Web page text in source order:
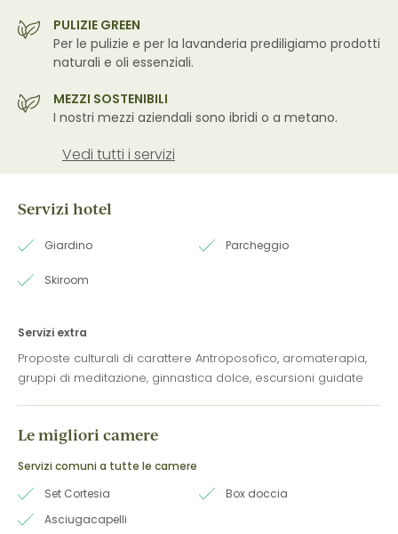
PULIZIE GREEN
Per le pulizie e per la lavanderia prediligiamo prodotti
naturali e oli essenziali.
MEZZI SOSTENIBILI
I nostri mezzi aziendali sono ibridi o a metano.
Vedi tutti i servizi
Servizi hotel
Giardino Parcheggio
Skiroom
Servizi extra
Proposte culturali di carattere Antroposofico, aromaterapia,
gruppi di meditazione, ginnastica dolce, escursioni guidate
Le migliori camere
Servizi comuni a tutte le camere
Set Cortesia
Box doccia
Asciugacapelli